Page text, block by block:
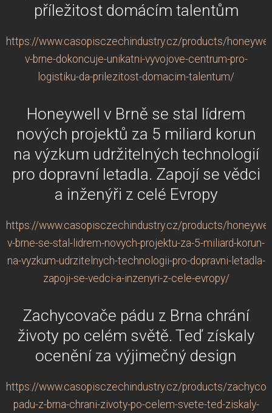
příležitost domácím talentům
https://www.casopisczechindustry.cz/products/
v-brne-dokoncuje-unikatni-vyvojove-centrum-pro-
logistiku-da-prilezitost-domacim-talentum/
Honeywell v Brně se stal lídrem
nových projektů za 5 miliard korun
na výzkum udržitelných technologií
pro dopravní letadla. Zapojí se vědci
a inženýři z celé Evropy
https://www.casopisczechindustry.cz/products/
v-brne-se-stal-lidrem-novych-projektu-za-5-miliard-korun-
na-vyzkum-udrzitelnych-technologii-pro-dopravni-letadla-
zapoji-se-vedci-a-inzenyri-z-cele-evropy/
Zachycovače pádu z Brna chrání
životy po celém světě. Teď získaly
ocenění za výjimečný design
https://www.casopisczechindustry.cz/products/
padu-z-brna-chrani-zivoty-po-celem-svete-ted-ziskaly-